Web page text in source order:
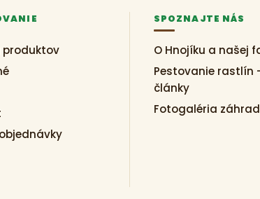
SPOZNAJTE NÁS
O Hnojíku a našej
Pestovanie rastlín
články
Fotogaléria